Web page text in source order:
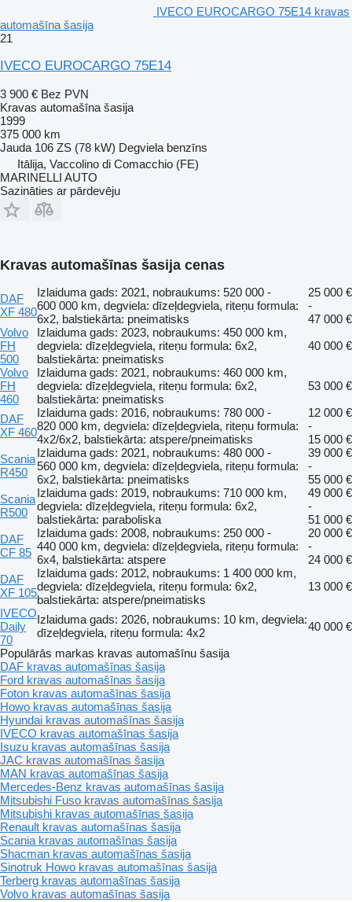
IVECO EUROCARGO 75E14 kravas
automašīna šasija
21
IVECO EUROCARGO 75E14
3 900 € Bez PVN
Kravas automašīna šasija
1999
375 000 km
Jauda 106 ZS (78 kW) Degviela benzīns
Itālija, Vaccolino di Comacchio (FE)
MARINELLI AUTO
Sazināties ar pārdevēju
Kravas automašīnas šasija cenas
DAF
XF 480
Izlaiduma gads: 2021, nobraukums: 520 000 -
600 000 km, degviela: dīzeļdegviela, riteņu formula:
6x2, balstiekārta: pneimatisks
25 000 €
-
47 000 €
Volvo
FH
500
Izlaiduma gads: 2023, nobraukums: 450 000 km,
degviela: dīzeļdegviela, riteņu formula: 6x2,
balstiekārta: pneimatisks
40 000 €
Volvo
FH
460
Izlaiduma gads: 2021, nobraukums: 460 000 km,
degviela: dīzeļdegviela, riteņu formula: 6x2,
balstiekārta: pneimatisks
53 000 €
DAF
XF 460
Izlaiduma gads: 2016, nobraukums: 780 000 -
820 000 km, degviela: dīzeļdegviela, riteņu formula:
4x2/6x2, balstiekārta: atspere/pneimatisks
12 000 €
-
15 000 €
Scania
R450
Izlaiduma gads: 2021, nobraukums: 480 000 -
560 000 km, degviela: dīzeļdegviela, riteņu formula:
6x2, balstiekārta: pneimatisks
39 000 €
-
55 000 €
Scania
R500
Izlaiduma gads: 2019, nobraukums: 710 000 km,
degviela: dīzeļdegviela, riteņu formula: 6x2,
balstiekārta: paraboliska
49 000 €
-
51 000 €
DAF
CF 85
Izlaiduma gads: 2008, nobraukums: 250 000 -
440 000 km, degviela: dīzeļdegviela, riteņu formula:
6x4, balstiekārta: atspere
20 000 €
-
24 000 €
DAF
XF 105
Izlaiduma gads: 2012, nobraukums: 1 400 000 km,
degviela: dīzeļdegviela, riteņu formula: 6x2,
balstiekārta: atspere/pneimatisks
13 000 €
IVECO
Daily
70
Izlaiduma gads: 2026, nobraukums: 10 km, degviela:
dīzeļdegviela, riteņu formula: 4x2
40 000 €
Populārās markas kravas automašīnu šasija
DAF kravas automašīnas šasija
Ford kravas automašīnas šasija
Foton kravas automašīnas šasija
Howo kravas automašīnas šasija
Hyundai kravas automašīnas šasija
IVECO kravas automašīnas šasija
Isuzu kravas automašīnas šasija
JAC kravas automašīnas šasija
MAN kravas automašīnas šasija
Mercedes-Benz kravas automašīnas šasija
Mitsubishi Fuso kravas automašīnas šasija
Mitsubishi kravas automašīnas šasija
Renault kravas automašīnas šasija
Scania kravas automašīnas šasija
Shacman kravas automašīnas šasija
Sinotruk Howo kravas automašīnas šasija
Terberg kravas automašīnas šasija
Volvo kravas automašīnas šasija